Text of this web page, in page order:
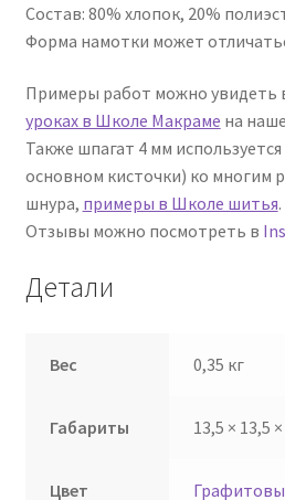
Состав: 80% хлопок, 20%
Форма намотки может
Примеры работ можно увидеть
уроках в Школе Макраме на
Также шпагат 4 мм
основном кисточки) ко многим
шнура, примеры в Школе шитья.
Отзывы можно посмотреть в
Детали
Вес 0,35 кг
Габариты 13,5 × 13,5
Цвет